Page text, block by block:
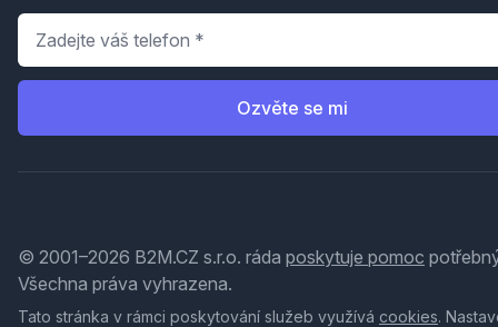
Telefon
Ozvěte se mi
© 2001–2026 B2M.CZ s.r.o. ráda poskytuje pomoc
Všechna práva vyhrazena.
Tato stránka v rámci poskytování služeb využívá cookies.